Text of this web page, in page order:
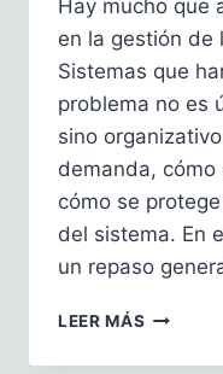
Hay mucho que
en la gestión de
Sistemas que
problema no es
sino
demanda,
cómo se
del sistema. En
un repaso
LEER MÁS